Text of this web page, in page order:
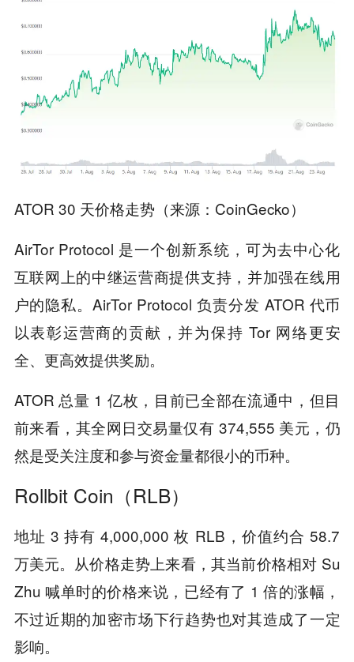
ATOR 30 天价格走势（来源：CoinGecko）
AirTor Protocol 是一个创新系统，可为去中心化
互联网上的中继运营商提供支持，并加强在线用
户的隐私。AirTor Protocol 负责分发 ATOR 代币
以表彰运营商的贡献，并为保持 Tor 网络更安
全、更高效提供奖励。
ATOR 总量 1 亿枚，目前已全部在流通中，但目
前来看，其全网日交易量仅有 374,555 美元，仍
然是受关注度和参与资金量都很小的币种。
Rollbit Coin（RLB）
地址 3 持有 4,000,000 枚 RLB，价值约合 58.7
万美元。从价格走势上来看，其当前价格相对 Su
Zhu 喊单时的价格来说，已经有了 1 倍的涨幅，
不过近期的加密市场下行趋势也对其造成了一定
影响。